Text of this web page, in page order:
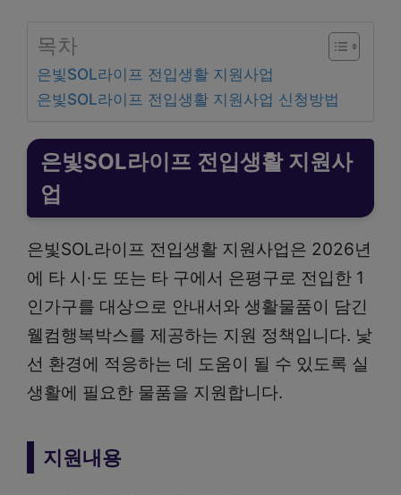
목차
은빛SOL라이프 전입생활 지원사업
은빛SOL라이프 전입생활 지원사업 신청방법
은빛SOL라이프 전입생활 지원사
업
은빛SOL라이프 전입생활 지원사업은 2026년
에 타 시·도 또는 타 구에서 은평구로 전입한 1
인가구를 대상으로 안내서와 생활물품이 담긴
웰컴행복박스를 제공하는 지원 정책입니다. 낯
선 환경에 적응하는 데 도움이 될 수 있도록 실
생활에 필요한 물품을 지원합니다.
지원내용